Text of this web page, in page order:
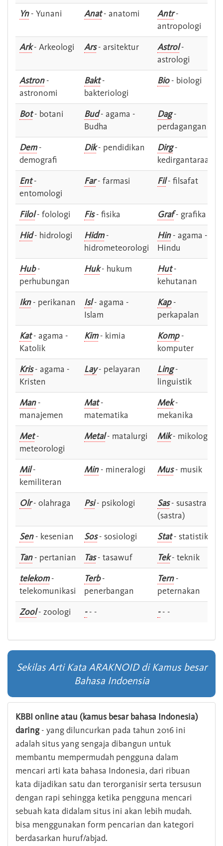
Yn- Yunani Anat- anatomi Antr-
antropologi
Ark- Arkeologi Ars- arsitektur Astrol-
astrologi
Astron-
astronomi
Bakt-
bakteriologi
Bio- biologi
Bot- botani Bud- agama -
Budha
Dag-
perdagangan
Dem-
demografi
Dik- pendidikan Dirg-
kedirgantaraan
Ent-
entomologi
Far- farmasi Fil- filsafat
Filol- folologi Fis- fisika Graf- grafika
Hid- hidrologi Hidm-
hidrometeorologi
Hin- agama -
Hindu
Hub-
perhubungan
Huk- hukum Hut-
kehutanan
Ikn- perikanan Isl- agama -
Islam
Kap-
perkapalan
Kat- agama -
Katolik
Kim- kimia Komp-
komputer
Kris- agama -
Kristen
Lay- pelayaran Ling-
linguistik
Man-
manajemen
Mat-
matematika
Mek-
mekanika
Met-
meteorologi
Metal- matalurgi Mik- mikologi
Mil-
kemiliteran
Min- mineralogi Mus- musik
Olr- olahraga Psi- psikologi Sas- susastra -
(sastra)
Sen- kesenian Sos- sosiologi Stat- statistik
Tan- pertanian Tas- tasawuf Tek- teknik
telekom-
telekomunikasi
Terb-
penerbangan
Tern-
peternakan
Zool- zoologi -- - -- -
Sekilas Arti Kata ARAKNOID di Kamus besar
Bahasa Indoensia
KBBI online atau (kamus besar bahasa Indonesia)
daring- yang diluncurkan pada tahun 2016 ini
adalah situs yang sengaja dibangun untuk
membantu mempermudah pengguna dalam
mencari arti kata bahasa Indonesia, dari ribuan
kata dijadikan satu dan terorganisir serta tersusun
dengan rapi sehingga ketika pengguna mencari
sebuah kata didalam situs ini akan lebih mudah.
bisa menggunakan form pencarian dan kategori
berdasarkan huruf/abjad.